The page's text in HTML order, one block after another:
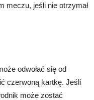
meczu, jeśli nie otrzymał
odwołać się od
czerwoną kartkę. Jeśli
może zostać